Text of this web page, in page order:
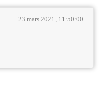
23 mars 2021, 11:50:00